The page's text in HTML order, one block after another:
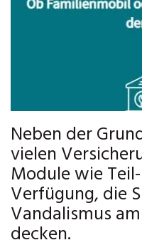
Neben der
vielen
Module wie
Verfügung, die
Vandalismus
decken.